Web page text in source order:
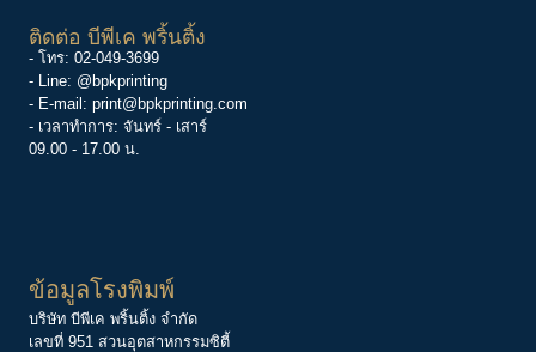
ติดต่อ บีพีเค พริ้นติ้ง
- โทร: 02-049-3699
- Line: @bpkprinting
- E-mail: print@bpkprinting.com
- เวลาทำการ: จันทร์ - เสาร์
09.00 - 17.00 น.
ข้อมูลโรงพิมพ์
บริษัท บีพีเค พริ้นติ้ง จำกัด
เลขที่ 951 สวนอุตสาหกรรมซิตี้